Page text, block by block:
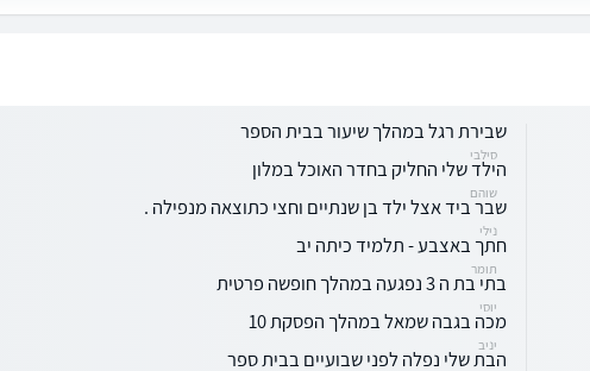
שבירת רגל במהלך שיעור בבית הספר
סילבי
הילד שלי החליק בחדר האוכל במלון
שוהם
שבר ביד אצל ילד בן שנתיים וחצי כתוצאה מנפילה .
נילי
חתך באצבע - תלמיד כיתה יב
תומר
בתי בת ה 3 נפגעה במהלך חופשה פרטית
יוסי
מכה בגבה שמאל במהלך הפסקת 10
יניב
הבת שלי נפלה לפני שבועיים בבית ספר